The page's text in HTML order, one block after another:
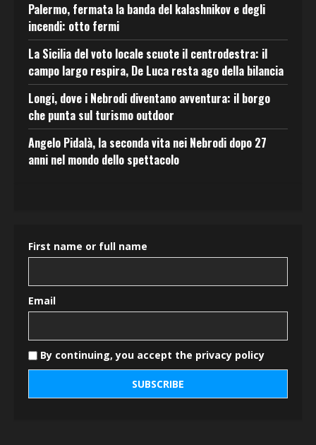
Palermo, fermata la banda del kalashnikov e degli
incendi: otto fermi
La Sicilia del voto locale scuote il centrodestra: il
campo largo respira, De Luca resta ago della bilancia
Longi, dove i Nebrodi diventano avventura: il borgo
che punta sul turismo outdoor
Angelo Pidalà, la seconda vita nei Nebrodi dopo 27
anni nel mondo dello spettacolo
First name or full name
Email
By continuing, you accept the privacy policy